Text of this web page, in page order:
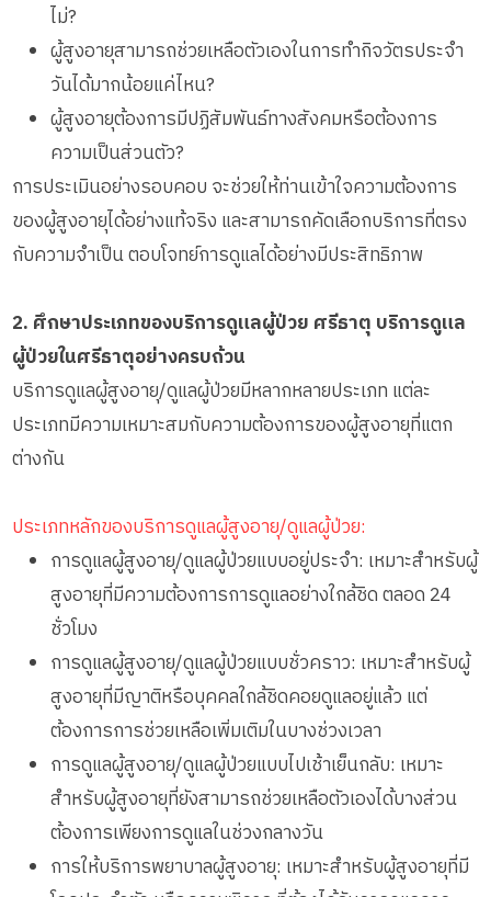
ไม่?
ผู้สูงอายุสามารถช่วยเหลือตัวเองในการทำกิจวัตรประจำ
วันได้มากน้อยแค่ไหน?
ผู้สูงอายุต้องการมีปฏิสัมพันธ์ทางสังคมหรือต้องการ
ความเป็นส่วนตัว?
การประเมินอย่างรอบคอบ จะช่วยให้ท่านเข้าใจความต้องการ
ของผู้สูงอายุได้อย่างแท้จริง และสามารถคัดเลือกบริการที่ตรง
กับความจำเป็น ตอบโจทย์การดูแลได้อย่างมีประสิทธิภาพ
2. ศึกษาประเภทของบริการดูแลผู้ป่วย ศรีธาตุ บริการดูแล
ผู้ป่วยในศรีธาตุอย่างครบถ้วน
บริการดูแลผู้สูงอายุ/ดูแลผู้ป่วยมีหลากหลายประเภท แต่ละ
ประเภทมีความเหมาะสมกับความต้องการของผู้สูงอายุที่แตก
ต่างกัน
ประเภทหลักของบริการดูแลผู้สูงอายุ/ดูแลผู้ป่วย:
การดูแลผู้สูงอายุ/ดูแลผู้ป่วยแบบอยู่ประจำ: เหมาะสำหรับผู้
สูงอายุที่มีความต้องการการดูแลอย่างใกล้ชิด ตลอด 24
ชั่วโมง
การดูแลผู้สูงอายุ/ดูแลผู้ป่วยแบบชั่วคราว: เหมาะสำหรับผู้
สูงอายุที่มีญาติหรือบุคคลใกล้ชิดคอยดูแลอยู่แล้ว แต่
ต้องการการช่วยเหลือเพิ่มเติมในบางช่วงเวลา
การดูแลผู้สูงอายุ/ดูแลผู้ป่วยแบบไปเช้าเย็นกลับ: เหมาะ
สำหรับผู้สูงอายุที่ยังสามารถช่วยเหลือตัวเองได้บางส่วน
ต้องการเพียงการดูแลในช่วงกลางวัน
การให้บริการพยาบาลผู้สูงอายุ: เหมาะสำหรับผู้สูงอายุที่มี